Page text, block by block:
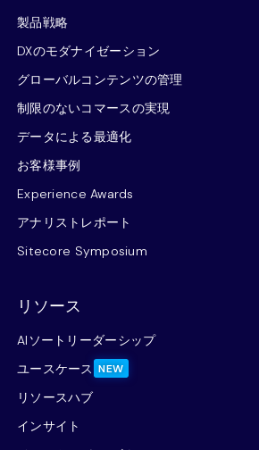
製品戦略
DXのモダナイゼーション
グローバルコンテンツの管理
制限のないコマースの実現
データによる最適化
お客様事例
Experience Awards
アナリストレポート
Sitecore Symposium
リソース
AIソートリーダーシップ
ユースケース NEW
リソースハブ
インサイト